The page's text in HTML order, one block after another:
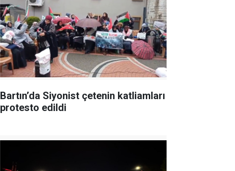
Bartın’da Siyonist çetenin katliamları
protesto edildi